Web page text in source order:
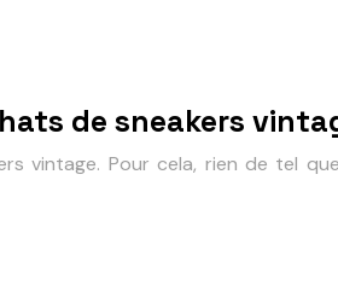
de sneakers
vintage. Pour cela, rien de tel